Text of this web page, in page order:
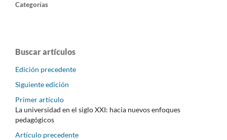
Categorías
Buscar artículos
Edición precedente
Siguiente edición
Primer artículo
La universidad en el siglo XXI: hacia nuevos enfoques
pedagógicos
Artículo precedente